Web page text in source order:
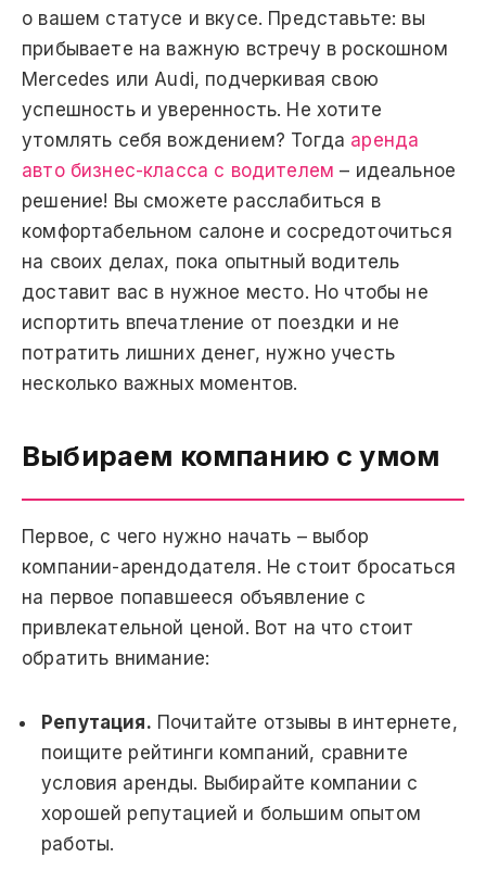
о вашем статусе и вкусе. Представьте: вы
прибываете на важную встречу в роскошном
Mercedes или Audi, подчеркивая свою
успешность и уверенность. Не хотите
утомлять себя вождением? Тогда аренда
авто бизнес-класса с водителем – идеальное
решение! Вы сможете расслабиться в
комфортабельном салоне и сосредоточиться
на своих делах, пока опытный водитель
доставит вас в нужное место. Но чтобы не
испортить впечатление от поездки и не
потратить лишних денег, нужно учесть
несколько важных моментов.
Выбираем компанию с умом
Первое, с чего нужно начать – выбор
компании-арендодателя. Не стоит бросаться
на первое попавшееся объявление с
привлекательной ценой. Вот на что стоит
обратить внимание:
Репутация. Почитайте отзывы в интернете,
поищите рейтинги компаний, сравните
условия аренды. Выбирайте компании с
хорошей репутацией и большим опытом
работы.